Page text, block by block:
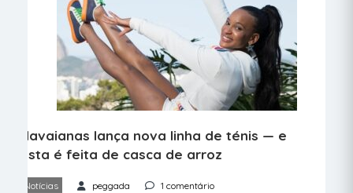
Havaianas lança nova linha de ténis — e
esta é feita de casca de arroz
Notícias peggada 1 comentário